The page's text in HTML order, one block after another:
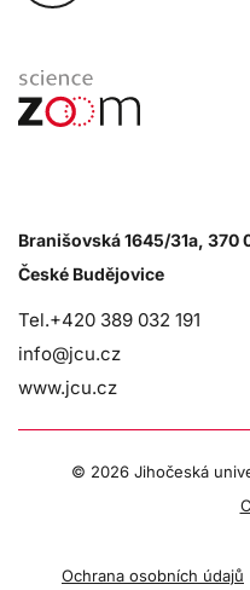
Branišovská 1645/31a, 370
České Budějovice
Tel.+420 389 032 191
info@jcu.cz
www.jcu.cz
© 2026 Jihočeská
Ochrana osobních údajů